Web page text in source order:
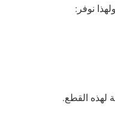
نوفر:
لهذه القطع.